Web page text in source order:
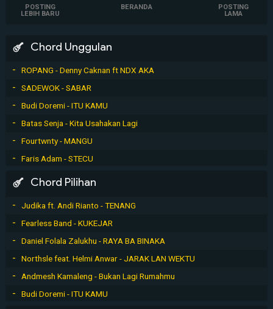
POSTING
LEBIH BARU
POSTING
LAMA
BERANDA
Chord Unggulan
ROPANG - Denny Caknan ft NDX AKA
SADEWOK - SABAR
Budi Doremi - ITU KAMU
Batas Senja - Kita Usahakan Lagi
Fourtwnty - MANGU
Faris Adam - STECU
Chord Pilihan
Judika ft. Andi Rianto - TENANG
Fearless Band - KUKEJAR
Daniel Folala Zalukhu - RAYA BA BINAKA
Northsle feat. Helmi Anwar - JARAK LAN WEKTU
Andmesh Kamaleng - Bukan Lagi Rumahmu
Budi Doremi - ITU KAMU